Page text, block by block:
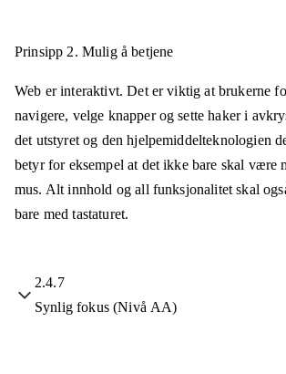
Prinsipp 2. Mulig å betjene
Web er interaktivt. Det er viktig at brukerne
navigere, velge knapper og sette haker i
det utstyret og den hjelpemiddelteknologien
betyr for eksempel at det ikke bare skal være
mus. Alt innhold og all funksjonalitet skal
bare med tastaturet.
2.4.7
Synlig fokus (Nivå AA)